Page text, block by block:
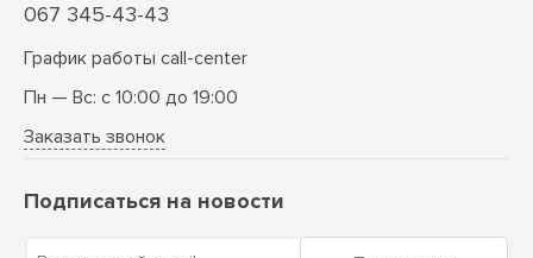
067 345-43-43
График работы call-center
Пн — Вс: с 10:00 до 19:00
Заказать звонок
Подписаться на новости